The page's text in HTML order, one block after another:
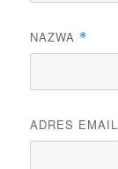
NAZWA *
ADRES EMAIL